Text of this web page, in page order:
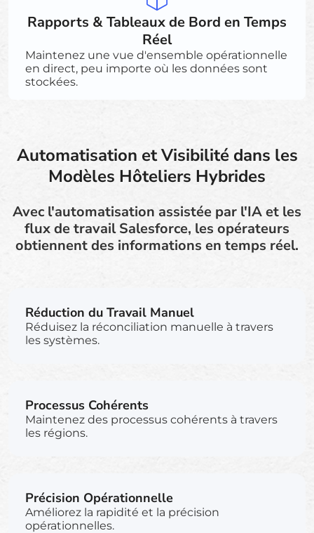
Rapports & Tableaux de Bord en Temps
Réel
Maintenez une vue d'ensemble opérationnelle
en direct, peu importe où les données sont
stockées.
Automatisation et Visibilité dans les
Modèles Hôteliers Hybrides
Avec l'automatisation assistée par l'IA et les
flux de travail Salesforce, les opérateurs
obtiennent des informations en temps réel.
Réduction du Travail Manuel
Réduisez la réconciliation manuelle à travers
les systèmes.
Processus Cohérents
Maintenez des processus cohérents à travers
les régions.
Précision Opérationnelle
Améliorez la rapidité et la précision
opérationnelles.